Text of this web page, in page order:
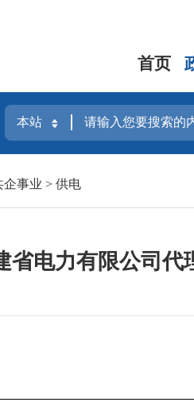
首页
企事业 > 供电
省电力有限公司代